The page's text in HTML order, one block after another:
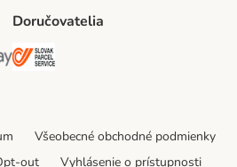
Method
Pay Payment Method
Doručovatelia
Všeobecné obchodné podmienky
out Vyhlásenie o prístupnosti